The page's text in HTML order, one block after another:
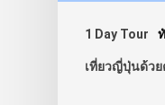
1 Day Tour
เที่ยวญี่ปุ่นด้วย